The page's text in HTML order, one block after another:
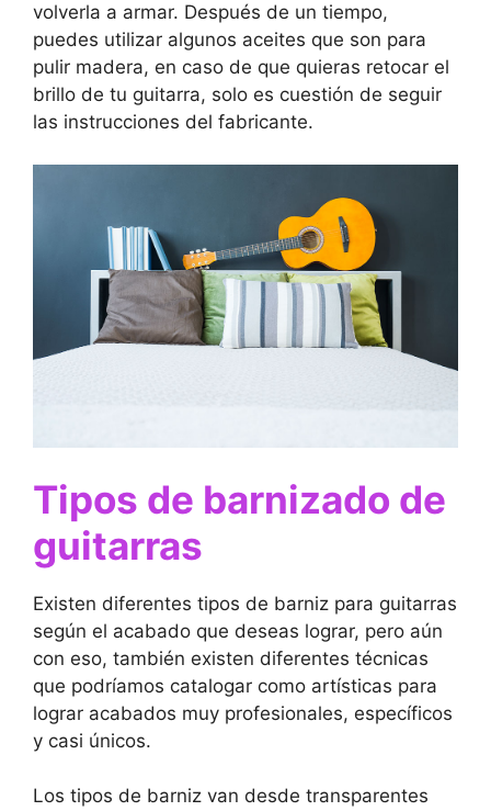
volverla a armar. Después de un tiempo,
puedes utilizar algunos aceites que son para
pulir madera, en caso de que quieras retocar el
brillo de tu guitarra, solo es cuestión de seguir
las instrucciones del fabricante.
Tipos de barnizado de
guitarras
Existen diferentes tipos de barniz para guitarras
según el acabado que deseas lograr, pero aún
con eso, también existen diferentes técnicas
que podríamos catalogar como artísticas para
lograr acabados muy profesionales, específicos
y casi únicos.
Los tipos de barniz van desde transparentes